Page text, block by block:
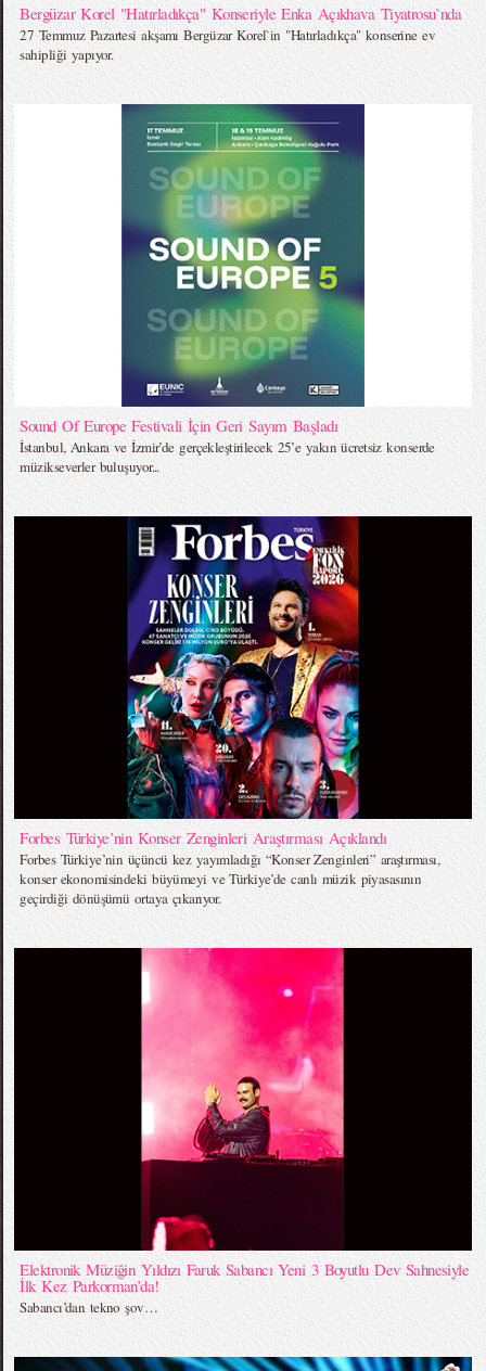
Bergüzar Korel "Hatırladıkça" Konseriyle Enka Açıkhava Tiyatrosu`nda
27 Temmuz Pazartesi akşamı Bergüzar Korel`in "Hatırladıkça" konserine ev
sahipliği yapıyor.
Sound Of Europe Festivali İçin Geri Sayım Başladı
İstanbul, Ankara ve İzmir’de gerçekleştirilecek 25’e yakın ücretsiz konserde
müzikseverler buluşuyor...
Forbes Türkiye’nin Konser Zenginleri Araştırması Açıklandı
Forbes Türkiye’nin üçüncü kez yayımladığı “Konser Zenginleri” araştırması,
konser ekonomisindeki büyümeyi ve Türkiye’de canlı müzik piyasasının
geçirdiği dönüşümü ortaya çıkarıyor.
Elektronik Müziğin Yıldızı Faruk Sabancı Yeni 3 Boyutlu Dev Sahnesiyle
İlk Kez Parkorman’da!
Sabancı’dan tekno şov…